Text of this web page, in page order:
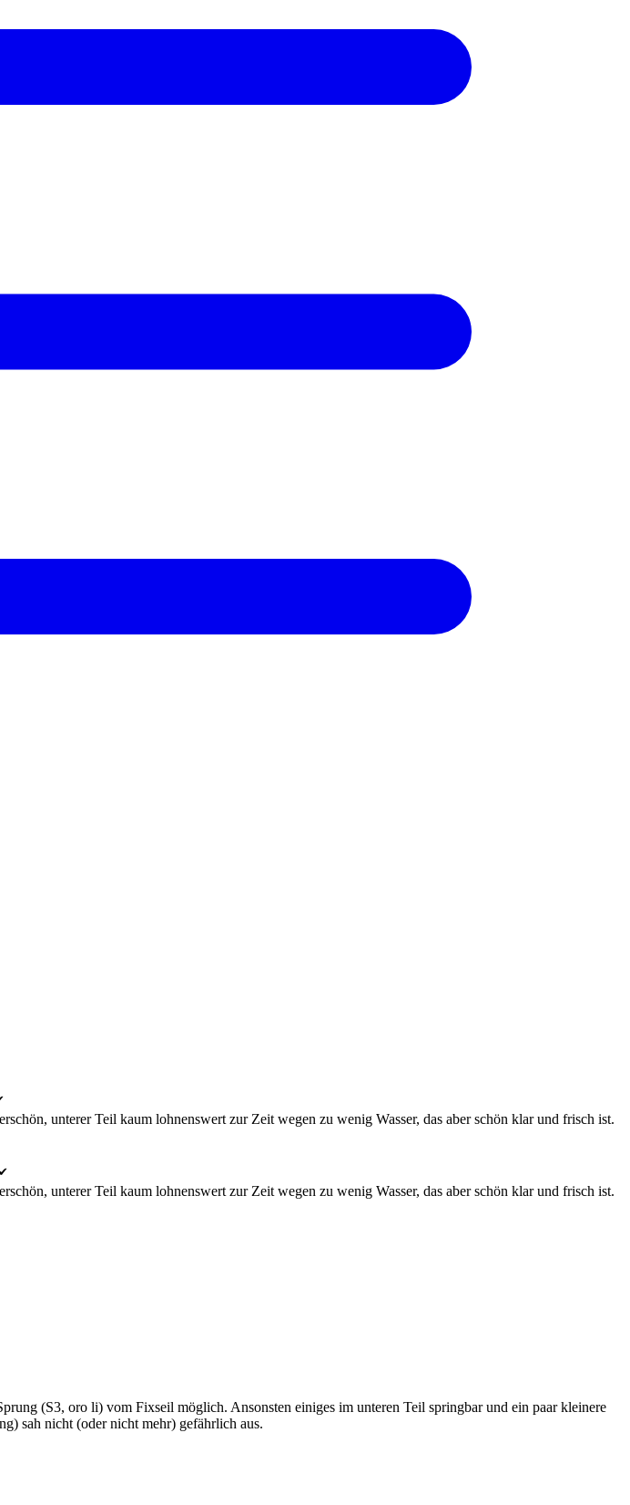
unterer Teil kaum lohnenswert zur Zeit wegen zu wenig Wasser, das aber schön klar und frisch ist.
unterer Teil kaum lohnenswert zur Zeit wegen zu wenig Wasser, das aber schön klar und frisch ist.
(S3, oro li) vom Fixseil möglich. Ansonsten einiges im unteren Teil springbar und ein paar kleinere
sah nicht (oder nicht mehr) gefährlich aus.